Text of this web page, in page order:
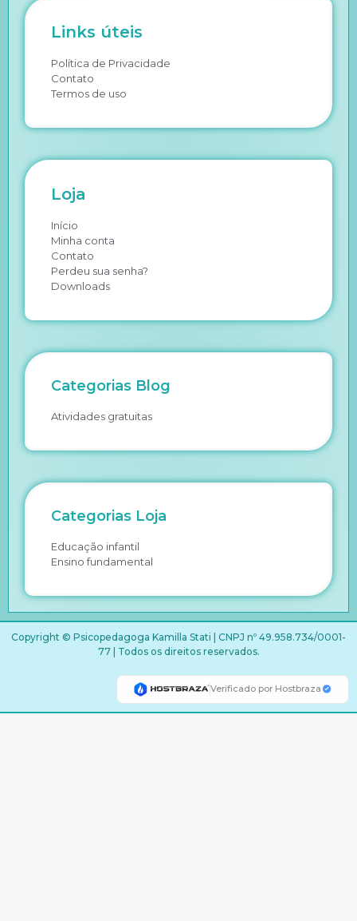
Links úteis
Política de Privacidade
Contato
Termos de uso
Loja
Início
Minha conta
Contato
Perdeu sua senha?
Downloads
Categorias Blog
Atividades gratuitas
Categorias Loja
Educação infantil
Ensino fundamental
Copyright © Psicopedagoga Kamilla Stati | CNPJ nº 49.958.734/0001-
77 | Todos os direitos reservados.